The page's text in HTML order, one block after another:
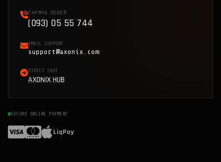
ГАРЯЧА ЛІНІЯ
(093) 05 55 744
EMAIL SUPPORT
support@axonix.com
DIRECT CHAT
AXONIX HUB
SECURE ONLINE PAYMENT
LiqPay